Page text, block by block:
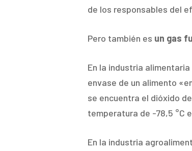
de los responsables del
Pero también es un gas
En la industria
envase de un alimento
se encuentra el dióxido
temperatura de -78,5 °C
En la industria